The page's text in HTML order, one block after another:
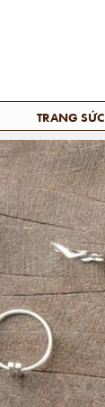
TRANG SỨC